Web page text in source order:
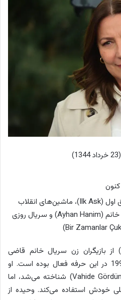
فیلم‌های عشق اول (Ilk Ask)، ماشین‌های انقلاب
(Devrim Arabalari)، ایهان خانم (Ayhan Hanim) و سریال روزی
وحیده پرچین (Vahide Perçin) از بازیگران زن سریال خانم قاضی
محسوب می‌شود که از سال 1992 در این حرفه فعال بوده است. او
سال‌ها با نام وحیده گوردوم (Vahide Gördüm) شناخته می‌شد، اما
خودش استفاده می‌کند. وحیده از